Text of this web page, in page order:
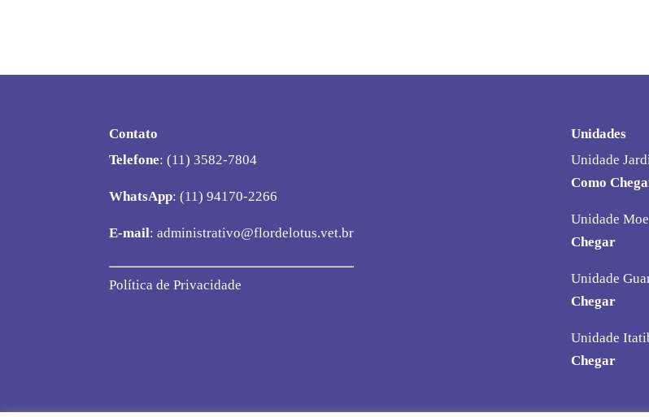
Contato
Telefone: (11) 3582-7804
WhatsApp: (11) 94170-2266
E-mail: administrativo@flordelotus.vet.br
Política de Privacidade
Unidades
Unidade
Como
Unidade
Chegar
Unidade
Chegar
Unidade
Chegar